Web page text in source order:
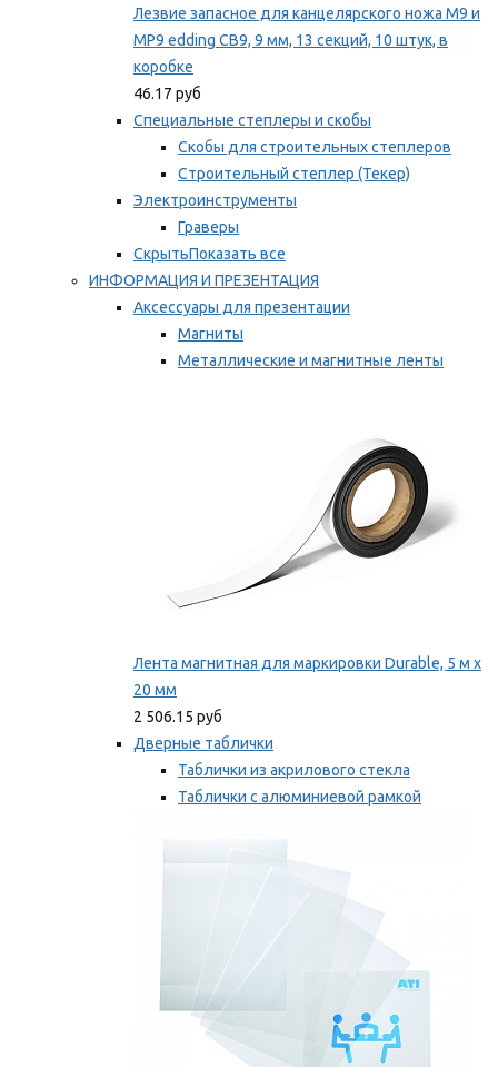
Лезвие запасное для канцелярского ножа M9 и
MP9 edding CB9, 9 мм, 13 секций, 10 штук, в
коробке
46.17 руб
Специальные степлеры и скобы
Скобы для строительных степлеров
Строительный степлер (Текер)
Электроинструменты
Граверы
СкрытьПоказать все
ИНФОРМАЦИЯ И ПРЕЗЕНТАЦИЯ
Аксессуары для презентации
Магниты
Металлические и магнитные ленты
Лента магнитная для маркировки Durable, 5 м х
20 мм
2 506.15 руб
Дверные таблички
Таблички из акрилового стекла
Таблички с алюминиевой рамкой